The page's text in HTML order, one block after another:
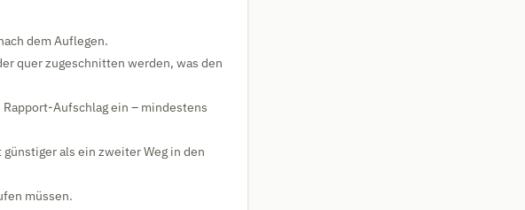
dem Auflegen.
quer zugeschnitten werden, was den
Aufschlag ein – mindestens
als ein zweiter Weg in den
müssen.